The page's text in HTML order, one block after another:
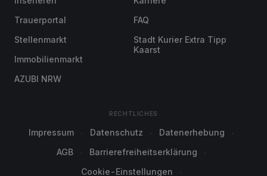
Trauerportal
Stellenmarkt
Immobilienmarkt
AZUBI NRW
FAQ
Stadt Kurier Extra Tipp
Kaarst
RECHTLICHES
Impressum Datenschutz
Datenerhebung
AGB
Barrierefreiheitserklärung
Cookie-Einstellungen